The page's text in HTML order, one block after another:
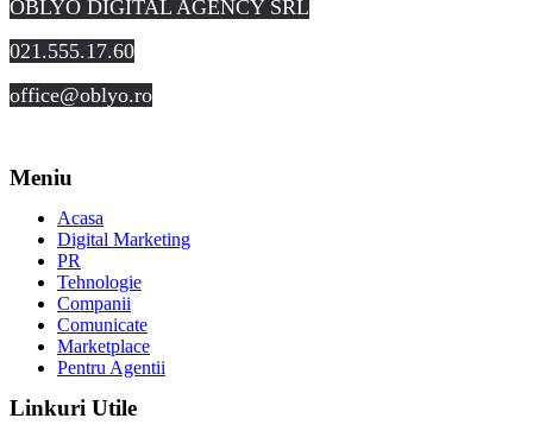
OBLYO DIGITAL AGENCY SRL
021.555.17.60
office@oblyo.ro
Meniu
Acasa
Digital Marketing
PR
Tehnologie
Companii
Comunicate
Marketplace
Pentru Agentii
Linkuri Utile